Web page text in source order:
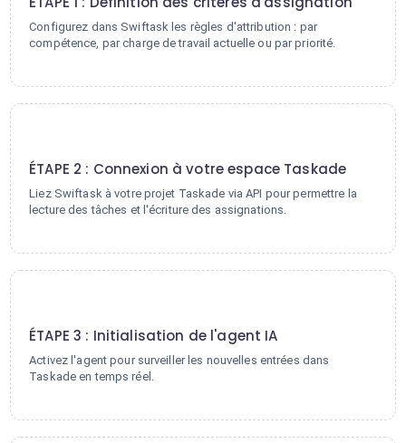
Configurez dans Swiftask les règles d'attribution : par
compétence, par charge de travail actuelle ou par priorité.
ÉTAPE 2 : Connexion à votre espace Taskade
Liez Swiftask à votre projet Taskade via API pour permettre la
lecture des tâches et l'écriture des assignations.
ÉTAPE 3 : Initialisation de l'agent IA
Activez l'agent pour surveiller les nouvelles entrées dans
Taskade en temps réel.